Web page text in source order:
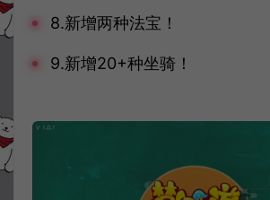
8.新增两种法宝！
9.新增20+种坐骑！